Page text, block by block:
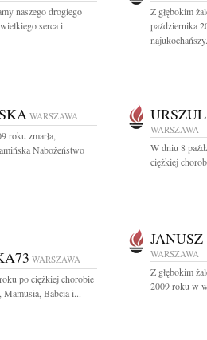
naszego drogiego
serca i
Z głębokim
października
WARSZAWA
roku zmarła,
Nabożeństwo
WARSZAWA
W dniu 8
ciężkiej
WARSZAWA
po ciężkiej chorobie
Mamusia, Babcia i...
WARSZAWA
Z głębokim
2009 roku w